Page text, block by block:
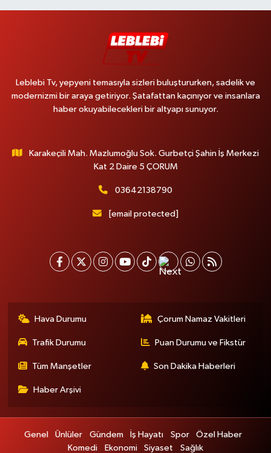
Leblebi Tv, yepyeni temasıyla sizleri buluştururken, sadelik ve
modernizmi bir araya getiriyor. Şatafattan kaçınıyor ve insanlara
haber okuyabilecekleri bir altyapı sunuyor.
Karakeçili Mah. Mazlumoğlu Sok. Gurbetçi Şahin İş Merkezi
Kat 2 Daire 5 ÇORUM
03642138790
[email protected]
Hava Durumu Çorum Namaz Vakitleri
Trafik Durumu Puan Durumu ve Fikstür
Tüm Manşetler Son Dakika Haberleri
Haber Arşivi
Genel Ünlüler Gündem İş Hayatı Spor
Özel Haber
Komedi
Ekonomi Siyaset Sağlık